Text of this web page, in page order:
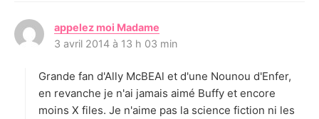
appelez moi Madame
i
:
3 avril 2014 à 13 h 03 min
Grande fan d'Ally McBEAl et d'une Nounou d'Enfer,
en revanche je n'ai jamais aimé Buffy et encore
moins X files. Je n'aime pas la science fiction ni les